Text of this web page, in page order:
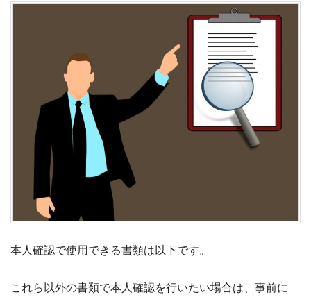
本人確認で使用できる書類は以下です。
これら以外の書類で本人確認を行いたい場合は、事前に